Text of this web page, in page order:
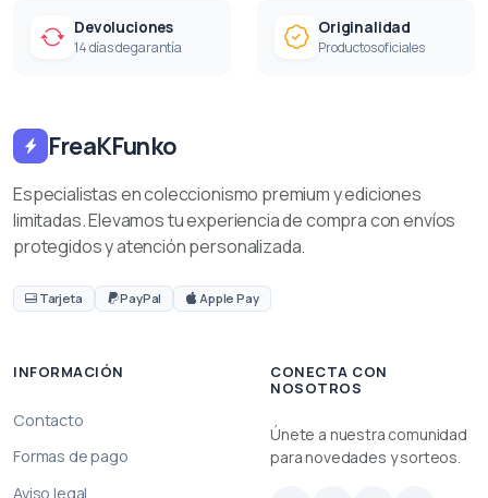
Devoluciones
14 días de garantía
Originalidad
Productos oficiales
FreaKFunko
Especialistas en coleccionismo premium y ediciones
limitadas. Elevamos tu experiencia de compra con envíos
protegidos y atención personalizada.
Tarjeta PayPal Apple Pay
INFORMACIÓN
Contacto
Formas de pago
Aviso legal
CONECTA CON
NOSOTROS
Únete a nuestra comunidad
para novedades y sorteos.